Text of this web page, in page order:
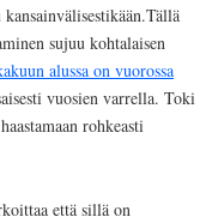
sujuu kohtalaisen
alussa on vuorossa
vuosien varrella. Toki
rohkeasti
että sillä on